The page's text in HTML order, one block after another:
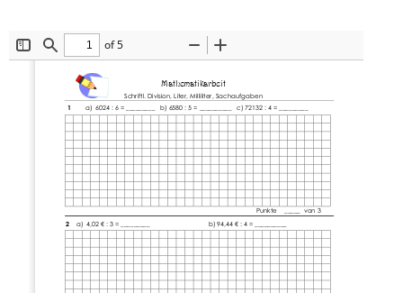
ToggleFind
of 5
Zoom
Mathematikarbeit
Schriftl. Division, Liter, Milliliter, Sachaufgaben
1 a)  6024 : 6 = _________   b) 6580 : 5 = __________   c) 72132 : 4 = _________
Punkte    _____  von 3
2 a)  4,02 € : 3 = _________                                 b) 94,44 € : 4 = __________